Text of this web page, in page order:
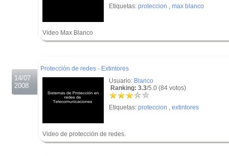
Etiquetas: proteccion , max blanco
Video Max Blanco
14/07
2008
Protección de redes - Extintores
Usuario: Blanco
Ranking: 3.3/5.0 (84 votos)
Etiquetas: proteccion , extintores
Video de protección de redes.